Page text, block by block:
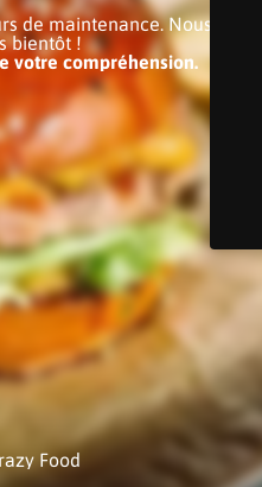
de maintenance. Nous
bientôt !
votre compréhension.
Food